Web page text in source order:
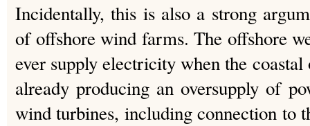
Incidentally, this is also a strong
of offshore wind farms. The offshore
ever supply electricity when the
already producing an oversupply of
wind turbines, including connection to